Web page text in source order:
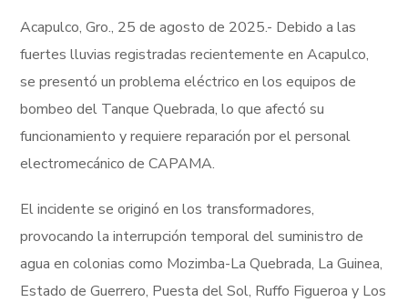
Acapulco, Gro., 25 de agosto de 2025.- Debido a las
fuertes lluvias registradas recientemente en Acapulco,
se presentó un problema eléctrico en los equipos de
bombeo del Tanque Quebrada, lo que afectó su
funcionamiento y requiere reparación por el personal
electromecánico de CAPAMA.
El incidente se originó en los transformadores,
provocando la interrupción temporal del suministro de
agua en colonias como Mozimba-La Quebrada, La Guinea,
Estado de Guerrero, Puesta del Sol, Ruffo Figueroa y Los